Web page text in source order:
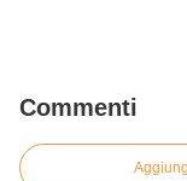
Commenti